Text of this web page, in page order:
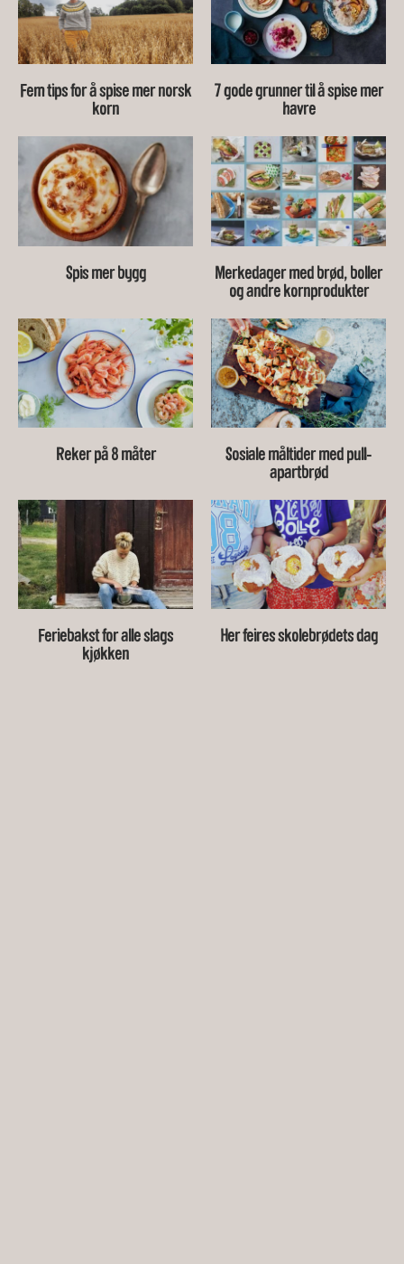
Fem tips for å spise mer norsk
korn
7 gode grunner til å spise mer
havre
Spis mer bygg
Merkedager med brød, boller
og andre kornprodukter
Reker på 8 måter
Sosiale måltider med pull-
apartbrød
Feriebakst for alle slags
kjøkken
Her feires skolebrødets dag